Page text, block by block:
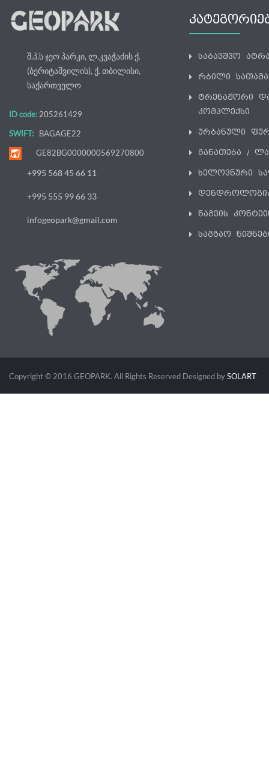
შ.პ.ს ჯეო პარკი, ლ.კვაჭაძის ქ.
(ბერიტაშვილის), ქ. თბილისი,
საქართველო
ID code: 205261429
SWIFT:
BAGAGE22
GE82BG0000000569270800
+995 568 45 66 11
+995 555 99 66 33
infogeopark@gmail.com
საბავშვო
რბილი
ტრენაჟორი
კომპლექსი
ურბანული
განათება /
ხელოვნური
ნაგვის
საგზაო
Copyright © 2016 GEOPARK. All Rights Reserved Designed bySOLART